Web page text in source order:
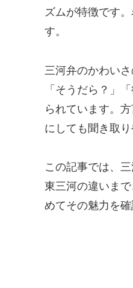
ズムが特徴です
す。
三河弁のかわい
「そうだら？」
られています。
にしても聞き取
この記事では、
東三河の違いま
めてその魅力を確